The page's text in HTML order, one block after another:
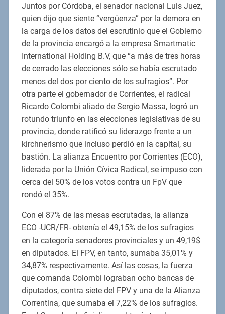
Juntos por Córdoba, el senador nacional Luis Juez,
quien dijo que siente “vergüenza” por la demora en
la carga de los datos del escrutinio que el Gobierno
de la provincia encargó a la empresa Smartmatic
International Holding B.V, que “a más de tres horas
de cerrado las elecciones sólo se había escrutado
menos del dos por ciento de los sufragios”. Por
otra parte el gobernador de Corrientes, el radical
Ricardo Colombi aliado de Sergio Massa, logró un
rotundo triunfo en las elecciones legislativas de su
provincia, donde ratificó su liderazgo frente a un
kirchnerismo que incluso perdió en la capital, su
bastión. La alianza Encuentro por Corrientes (ECO),
liderada por la Unión Cívica Radical, se impuso con
cerca del 50% de los votos contra un FpV que
rondó el 35%.
Con el 87% de las mesas escrutadas, la alianza
ECO -UCR/FR- obtenía el 49,15% de los sufragios
en la categoría senadores provinciales y un 49,19$
en diputados. El FPV, en tanto, sumaba 35,01% y
34,87% respectivamente. Así las cosas, la fuerza
que comanda Colombi lograban ocho bancas de
diputados, contra siete del FPV y una de la Alianza
Correntina, que sumaba el 7,22% de los sufragios.